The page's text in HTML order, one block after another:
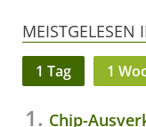
MEISTGELESEN
1 Tag 1
Chip-